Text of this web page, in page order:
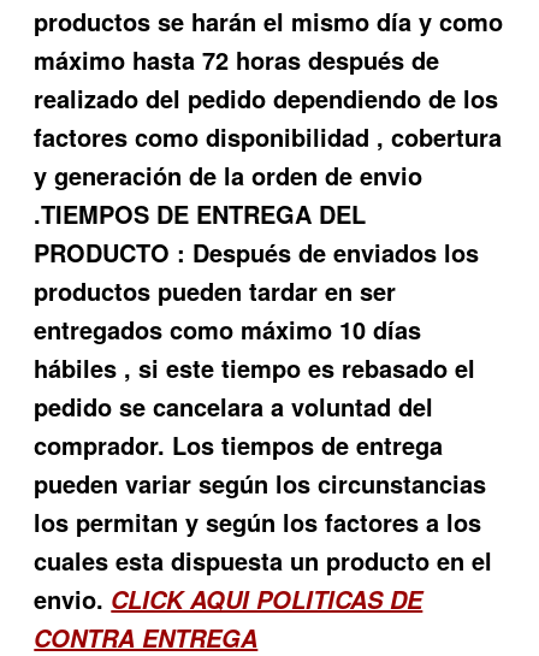
productos se harán el mismo día y como
máximo hasta 72 horas después de
realizado del pedido dependiendo de los
factores como disponibilidad , cobertura
y generación de la orden de envio
.TIEMPOS DE ENTREGA DEL
PRODUCTO : Después de enviados los
productos pueden tardar en ser
entregados como máximo 10 días
hábiles , si este tiempo es rebasado el
pedido se cancelara a voluntad del
comprador. Los tiempos de entrega
pueden variar según los circunstancias
los permitan y según los factores a los
cuales esta dispuesta un producto en el
envio. CLICK AQUI POLITICAS DE
CONTRA ENTREGA